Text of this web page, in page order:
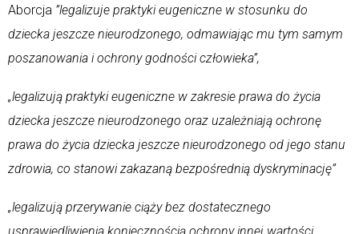
Aborcja ”legalizuje praktyki eugeniczne w stosunku do
dziecka jeszcze nieurodzonego, odmawiając mu tym samym
poszanowania i ochrony godności człowieka”,
„legalizują praktyki eugeniczne w zakresie prawa do życia
dziecka jeszcze nieurodzonego oraz uzależniają ochronę
prawa do życia dziecka jeszcze nieurodzonego od jego stanu
zdrowia, co stanowi zakazaną bezpośrednią dyskryminację”
„legalizują przerywanie ciąży bez dostatecznego